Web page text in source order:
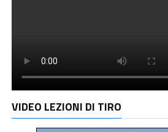
VIDEO LEZIONI DI TIRO